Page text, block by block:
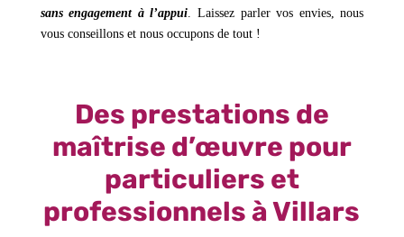
sans engagement à l’appui . Laissez parler vos envies, nous
vous conseillons et nous occupons de tout !
Des prestations de
maîtrise d’œuvre pour
particuliers et
professionnels à Villars